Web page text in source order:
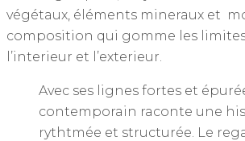
végétaux, éléments mineraux et
composition qui gomme les
l’interieur et l’exterieur.
Avec ses lignes fortes et
contemporain raconte une
rythtmée et structurée. Le